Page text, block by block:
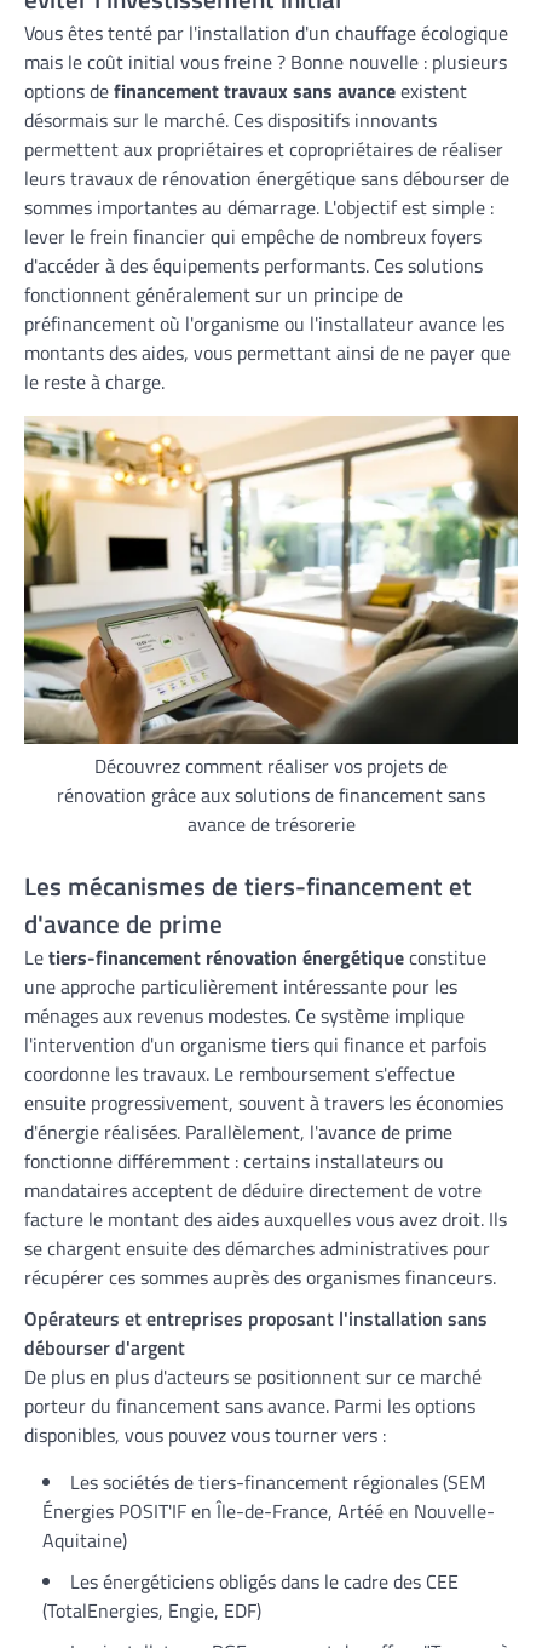
Vous êtes tenté par l'installation d'un chauffage écologique
mais le coût initial vous freine ? Bonne nouvelle : plusieurs
options definancement travaux sans avanceexistent
désormais sur le marché. Ces dispositifs innovants
permettent aux propriétaires et copropriétaires de réaliser
leurs travaux de rénovation énergétique sans débourser de
sommes importantes au démarrage. L'objectif est simple :
lever le frein financier qui empêche de nombreux foyers
d'accéder à des équipements performants. Ces solutions
fonctionnent généralement sur un principe de
préfinancement où l'organisme ou l'installateur avance les
montants des aides, vous permettant ainsi de ne payer que
le reste à charge.
Découvrez comment réaliser vos projets de
rénovation grâce aux solutions de financement sans
avance de trésorerie
Les mécanismes de tiers-financement et
d'avance de prime
Letiers-financement rénovation énergétiqueconstitue
une approche particulièrement intéressante pour les
ménages aux revenus modestes. Ce système implique
l'intervention d'un organisme tiers qui finance et parfois
coordonne les travaux. Le remboursement s'effectue
ensuite progressivement, souvent à travers les économies
d'énergie réalisées. Parallèlement, l'avance de prime
fonctionne différemment : certains installateurs ou
mandataires acceptent de déduire directement de votre
facture le montant des aides auxquelles vous avez droit. Ils
se chargent ensuite des démarches administratives pour
récupérer ces sommes auprès des organismes financeurs.
Opérateurs et entreprises proposant l'installation sans
débourser d'argent
De plus en plus d'acteurs se positionnent sur ce marché
porteur du financement sans avance. Parmi les options
disponibles, vous pouvez vous tourner vers :
Les sociétés de tiers-financement régionales (SEM
Énergies POSIT'IF en Île-de-France, Artéé en Nouvelle-
Aquitaine)
Les énergéticiens obligés dans le cadre des CEE
(TotalEnergies, Engie, EDF)